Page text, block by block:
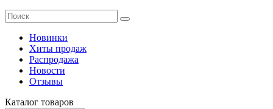
Новинки
Хиты продаж
Распродажа
Новости
Отзывы
Каталог товаров